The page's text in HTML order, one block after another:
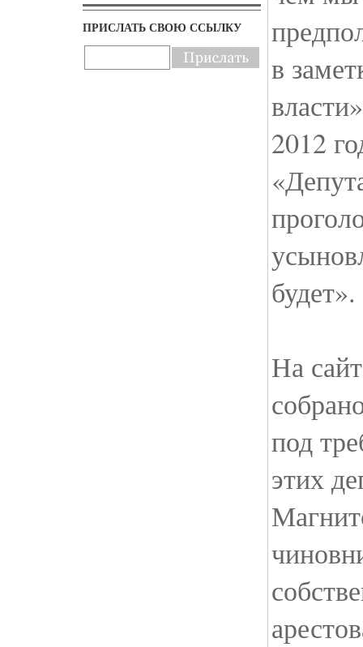
ПРИСЛАТЬ СВОЮ ССЫЛКУ
в
2012
будет».
На
под
этих